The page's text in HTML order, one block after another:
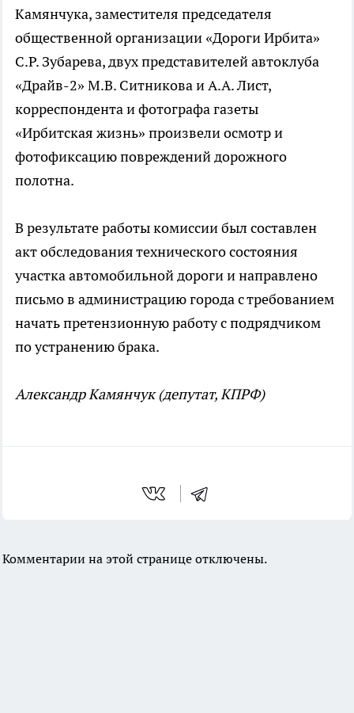
Камянчука, заместителя председателя
общественной организации «Дороги Ирбита»
С.Р. Зубарева, двух представителей автоклуба
«Драйв-2» М.В. Ситникова и А.А. Лист,
корреспондента и фотографа газеты
«Ирбитская жизнь» произвели осмотр и
фотофиксацию повреждений дорожного
полотна.
В результате работы комиссии был составлен
акт обследования технического состояния
участка автомобильной дороги и направлено
письмо в администрацию города с требованием
начать претензионную работу с подрядчиком
по устранению брака.
Александр Камянчук (депутат, КПРФ)
Комментарии на этой странице отключены.